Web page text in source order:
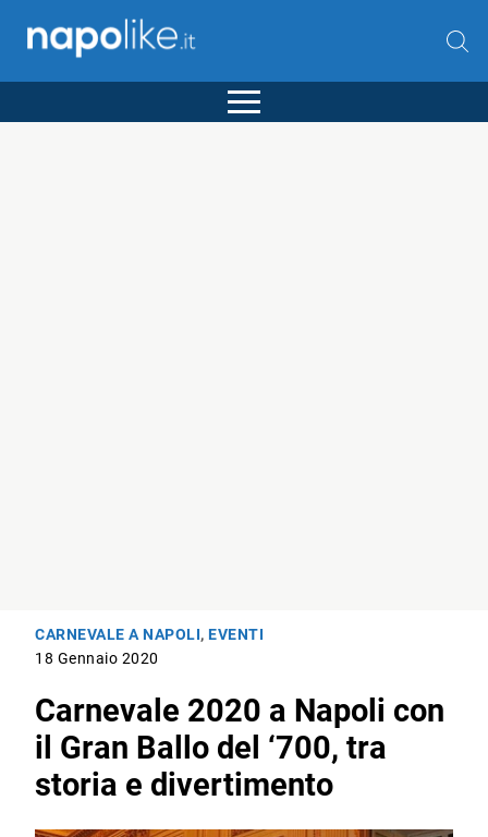
CARNEVALE A NAPOLI,EVENTI
18 Gennaio 2020
Carnevale 2020 a Napoli con
il Gran Ballo del ‘700, tra
storia e divertimento